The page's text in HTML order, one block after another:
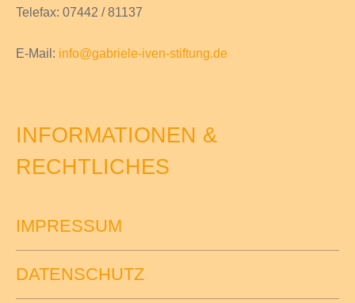
Telefax: 07442 / 81137
E-Mail: info@gabriele-iven-stiftung.de
INFORMATIONEN &
RECHTLICHES
IMPRESSUM
DATENSCHUTZ